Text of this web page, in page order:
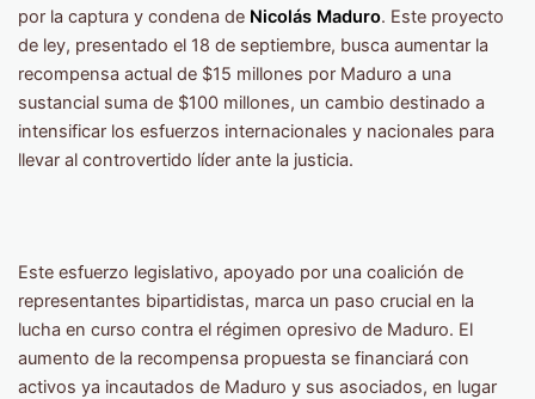
por la captura y condena de Nicolás Maduro. Este proyecto
de ley, presentado el 18 de septiembre, busca aumentar la
recompensa actual de $15 millones por Maduro a una
sustancial suma de $100 millones, un cambio destinado a
intensificar los esfuerzos internacionales y nacionales para
llevar al controvertido líder ante la justicia.
Este esfuerzo legislativo, apoyado por una coalición de
representantes bipartidistas, marca un paso crucial en la
lucha en curso contra el régimen opresivo de Maduro. El
aumento de la recompensa propuesta se financiará con
activos ya incautados de Maduro y sus asociados, en lugar